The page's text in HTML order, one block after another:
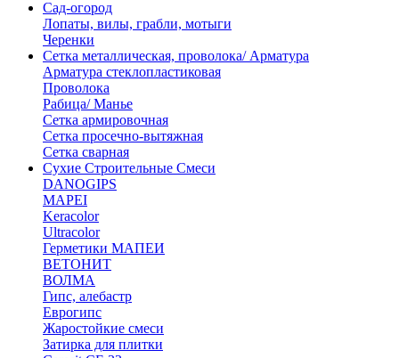
Сад-огород
Лопаты, вилы, грабли, мотыги
Черенки
Сетка металлическая, проволока/ Арматура
Арматура стеклопластиковая
Проволока
Рабица/ Манье
Сетка армировочная
Сетка просечно-вытяжная
Сетка сварная
Сухие Строительные Смеси
DANOGIPS
MAPEI
Keracolor
Ultracolor
Герметики МАПЕИ
ВЕТОНИТ
ВОЛМА
Гипс, алебастр
Еврогипс
Жаростойкие смеси
Затирка для плитки